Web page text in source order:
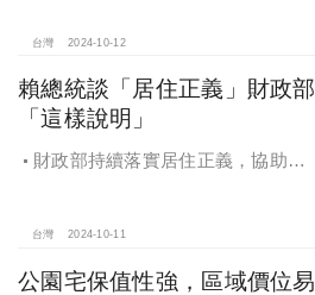
灣房產科技發展
台灣 2024-10-12
賴總統談「居住正義」財政部
「這樣說明」
財政部持續落實居住正義，協助經
台灣 2024-10-11
公園宅保值性強，區域價位易